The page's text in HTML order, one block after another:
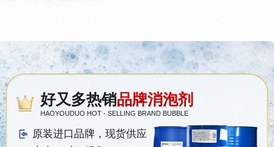
好又多热销品牌消泡剂
HAOYOUDUO HOT - SELLING BRAND BUBBLE
原装进口品牌，现货供应